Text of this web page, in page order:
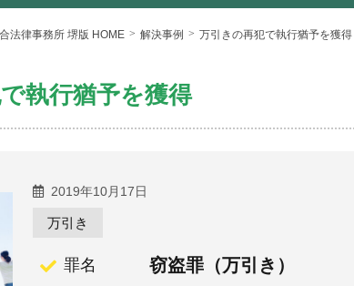
法律事務所 堺版 HOME 解決事例 万引きの再犯で執行猶予を獲得
執行猶予を獲得
2019年10月17日
万引き
罪名 窃盗罪（万引き）